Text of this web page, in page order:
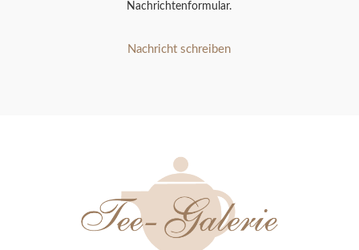
Nachrichtenformular.
Nachricht schreiben